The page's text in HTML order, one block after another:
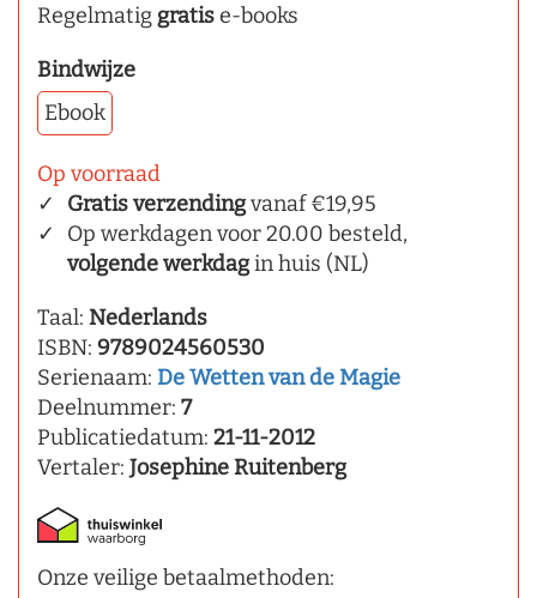
Regelmatig gratise-books
Bindwijze
Ebook
Op voorraad
Gratis verzendingvanaf €19,95
Op werkdagen voor 20.00 besteld,
volgende werkdagin huis (NL)
Taal: Nederlands
ISBN: 9789024560530
Serienaam: De Wetten van de Magie
Deelnummer: 7
Publicatiedatum: 21-11-2012
Vertaler: Josephine Ruitenberg
Onze veilige betaalmethoden: